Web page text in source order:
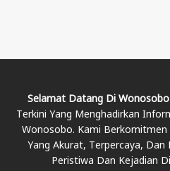
Selamat Datang Di
Terkini Yang Menghadirkan
Wonosobo. Kami
Yang Akurat, Terpercaya, Dan
Peristiwa Dan Kejadian